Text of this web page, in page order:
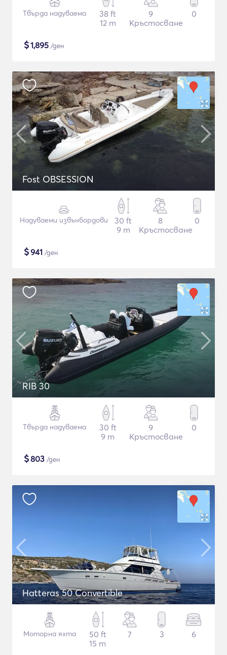
Твърда надуваема
38 ft
12 m
9
Кръстосване
0
$1,895 /ден
Fost OBSESSION
Надуваеми извънбордови
30 ft
9 m
8
Кръстосване
0
$941 /ден
RIB 30
Твърда надуваема
30 ft
9 m
9
Кръстосване
0
$803 /ден
Hatteras 50 Convertible
Моторна яхта
50 ft
15 m
7 3 6